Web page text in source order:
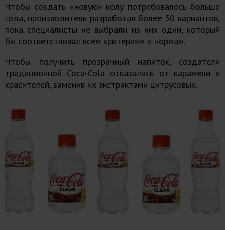
Чтобы создать «новую» колу потребовалось больше
года, производитель разработал более 50 вариантов,
пока специалисты не выбрали из них один, который
бы соответствовал всем критериям и нормам.
Чтобы получить прозрачный напиток, создатели
традиционной Coca-Cola отказались от карамели и
красителей, заменив их экстрактами цитрусовых.